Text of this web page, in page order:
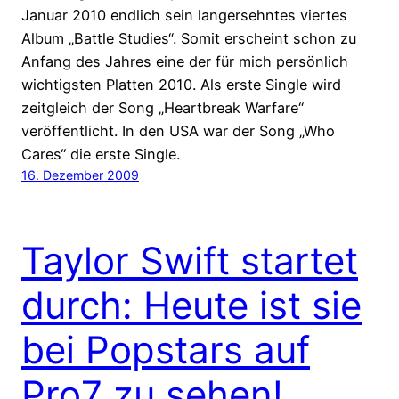
Januar 2010 endlich sein langersehntes viertes
Album „Battle Studies“. Somit erscheint schon zu
Anfang des Jahres eine der für mich persönlich
wichtigsten Platten 2010. Als erste Single wird
zeitgleich der Song „Heartbreak Warfare“
veröffentlicht. In den USA war der Song „Who
Cares“ die erste Single.
16. Dezember 2009
Taylor Swift startet
durch: Heute ist sie
bei Popstars auf